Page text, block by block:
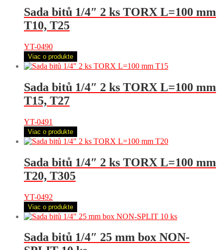
Sada bitů 1/4″ 2 ks TORX L=100 mm
T10, T25
YT-0490
Viac o produkte
Sada bitů 1/4″ 2 ks TORX L=100 mm
T15, T27
YT-0491
Viac o produkte
Sada bitů 1/4″ 2 ks TORX L=100 mm
T20, T305
YT-0492
Viac o produkte
Sada bitů 1/4″ 25 mm box NON-